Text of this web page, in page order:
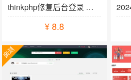
thinkphp修复后台登录 打造自己的站长在线工具箱修复版
¥8.8
亲测